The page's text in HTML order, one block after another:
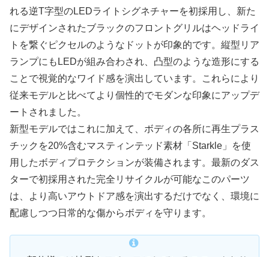
れる逆T字型のLEDライトシグネチャーを初採用し、新た
にデザインされたブラックのフロントグリルはヘッドライ
トを繋ぐピクセルのようなドットが印象的です。縦型リア
ランプにもLEDが組み合わされ、凸型のような造形にする
ことで視覚的なワイド感を演出しています。これらにより
従来モデルと比べてより個性的でモダンな印象にアップデ
ートされました。
新型モデルではこれに加えて、ボディの各所に再生プラス
チックを20%含むマスティンテッド素材「Starkle」を使
用したボディプロテクションが装備されます。最新のダス
ターで初採用された完全リサイクルが可能なこのパーツ
は、より高いアウトドア感を演出するだけでなく、環境に
配慮しつつ日常的な傷からボディを守ります。